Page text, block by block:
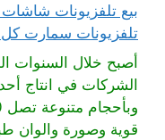
تلفزيونات سمارت كل
أصبح خلال السنوات
الشركات في انتاج
قوية وصورة والوان